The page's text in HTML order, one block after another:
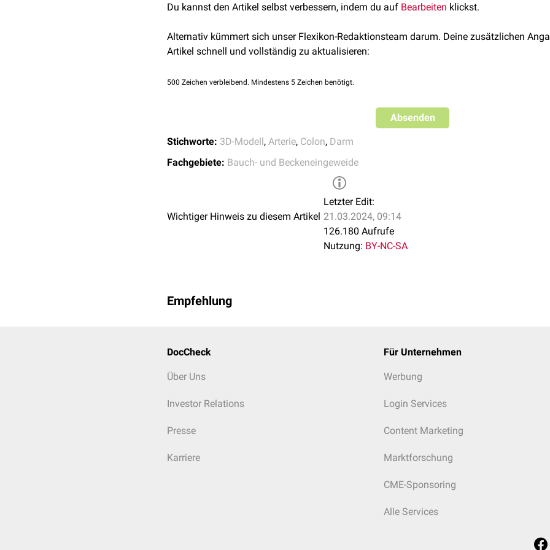
Arteria sigmoidea: Ein Gefäß mit mehreren Ästen, aus denen die Arkaden des
Corpus cavernosum rectilaufen
In ihrem Verlauf geht die Arteria colica sinistra Anastomosen mit derArteria colica media
). Somit besteht eine Verbindung zwischen Arteria
mesenterica superior.
Du kannst den Artikel selbst verbessern, indem du auf Bearbeiten klickst.
Alternativ kümmert sich unser Flexikon-Redaktionsteam darum. Deine zusätzlichen
Artikel schnell und vollständig zu aktualisieren:
500 Zeichen verbleibend. Mindestens 5 Zeichen benötigt.
Absenden
Stichworte: 3D-Modell, Arterie, Colon, Darm
Fachgebiete: Bauch- und Beckeneingeweide
Wichtiger Hinweis zu diesem Artikel
Letzter Edit:
21.03.2024, 09:14
126.180 Aufrufe
Nutzung: BY-NC-SA
Empfehlung
DocCheck
Über Uns
Investor Relations
Presse
Karriere
Für Unternehmen
Werbung
Login Services
Content Marketing
Marktforschung
CME-Sponsoring
Alle Services